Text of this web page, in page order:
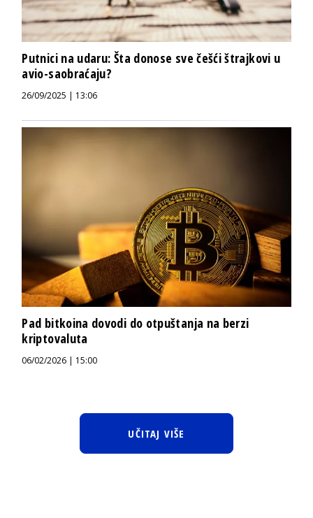
Putnici na udaru: Šta donose sve češći štrajkovi u
avio-saobraćaju?
26/09/2025 | 13:06
Pad bitkoina dovodi do otpuštanja na berzi
kriptovaluta
06/02/2026 | 15:00
UČITAJ VIŠE